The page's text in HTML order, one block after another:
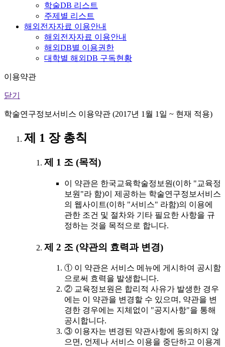
학술DB 리스트
주제별 리스트
해외전자자료 이용안내
해외전자자료 이용안내
해외DB별 이용권한
대학별 해외DB 구독현황
이용약관
닫기
학술연구정보서비스 이용약관 (2017년 1월 1일 ~ 현재 적용)
제 1 장 총칙
제 1 조 (목적)
이 약관은 한국교육학술정보원(이하 "교육정
보원"라 함)이 제공하는 학술연구정보서비스
의 웹사이트(이하 "서비스" 라함)의 이용에
관한 조건 및 절차와 기타 필요한 사항을 규
정하는 것을 목적으로 합니다.
제 2 조 (약관의 효력과 변경)
① 이 약관은 서비스 메뉴에 게시하여 공시함
으로써 효력을 발생합니다.
② 교육정보원은 합리적 사유가 발생한 경우
에는 이 약관을 변경할 수 있으며, 약관을 변
경한 경우에는 지체없이 "공지사항"을 통해
공시합니다.
③ 이용자는 변경된 약관사항에 동의하지 않
으면, 언제나 서비스 이용을 중단하고 이용계